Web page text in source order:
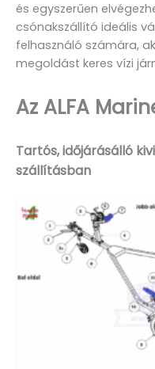
és egyszerűen
csónakszállító ideális
felhasználó számára,
megoldást keres vízi
Az ALFA
Tartós, időjárásálló
szállításban